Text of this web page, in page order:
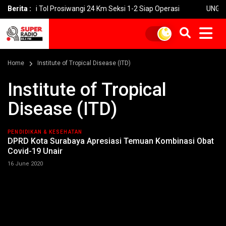
Berita :
Tol Prosiwangi 24 Km Seksi 1-2 Siap Operasi UNGU Rilis
Home Institute of Tropical Disease (ITD)
Institute of Tropical
Disease (ITD)
PENDIDIKAN & KESEHATAN
DPRD Kota Surabaya Apresiasi Temuan Kombinasi Obat
Covid-19 Unair
16 June 2020